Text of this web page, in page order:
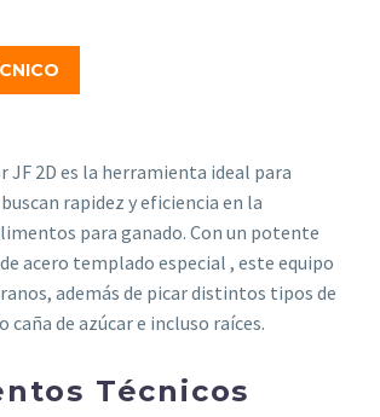
JF 2D es la herramienta ideal para
rapidez y eficiencia en la
para ganado. Con un potente
acero templado especial , este equipo
además de picar distintos tipos de
de azúcar e incluso raíces.
Técnicos